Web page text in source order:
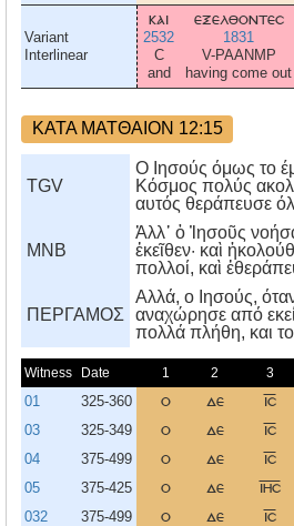
Variant
Interlinear
και
2532
C
and
εξελθοντεσ
1831
V-PAANMP
having come out
ΚΑΤΑ ΜΑΤΘΑΙΟΝ 12:15
TGV
Ο Ιησούς όμως το
Κόσμος πολύς
αυτός θεράπευσε
MNB
Ἀλλ᾿ ὁ Ἰησοῦς
ἐκεῖθεν· καὶ
πολλοί, καὶ
ΠΕΡΓΑΜΟΣ
Aλλά, ο Iησούς,
αναχώρησε από
πολλά πλήθη, και
Witness Date 1 2 3
01 325-360 ο δε ισ
03 325-349 ο δε ισ
04 375-499 ο δε ισ
05 375-425 ο δε ιησ
032 375-499 ο δε ισ